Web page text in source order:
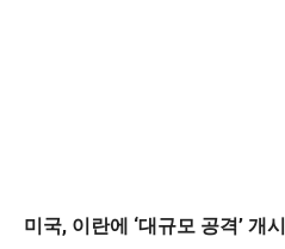
미국, 이란에 ‘대규모 공격’ 개시